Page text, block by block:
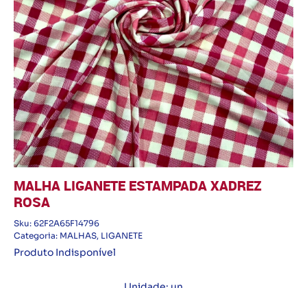
MALHA LIGANETE ESTAMPADA XADREZ
ROSA
Sku: 62F2A65F14796
Categoria: MALHAS, LIGANETE
Produto Indisponível